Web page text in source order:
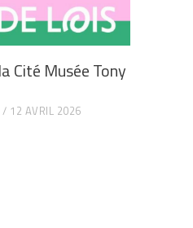
Cité Musée Tony
12 AVRIL 2026